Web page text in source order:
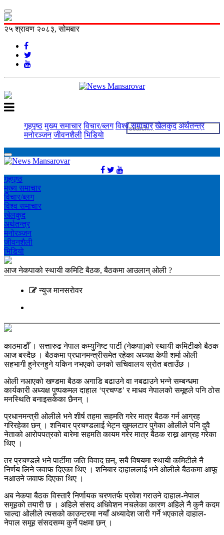
२५ श्रावण २०८३, सोमबार
गृहपृष्ठ मुख्य समाचार विचार/ब्लग विश्व समाचार खेलकुद अर्थतन्त्र
मनोरञ्‍जन जीवनशैली भिडियाे
गृहपृष्ठ
मुख्य समाचार
विचार/ब्लग
विश्व समाचार
खेलकुद
अर्थतन्त्र
मनोरञ्‍जन
जीवनशैली
भिडियाे
आज नेकपाको स्थायी कमिटि बैठक, बैठकमा आउलान् ओली ?
न्युज मानसराेवर
काठमाडौँ । सत्तारुढ नेपाल कम्युनिष्ट पार्टी (नेकपा)को स्थायी कमिटीको बैठक
आज बस्दैछ । बैठकमा प्रधानमन्त्रीसमेत रहेका अध्यक्ष केपी शर्मा ओली
सहभागी हुनेरनहुने यकिन नभएको उनको सचिवालय स्रोत बताउँछ ।
ओली नआएको खण्डमा बैठक अगाडि बढाउने वा नबढाउने भन्ने सम्बन्धमा
कार्यकारी अध्यक्ष पुष्पकमल दाहाल ‘प्रचण्ड’ र माधव नेपालको समूहले पनि ठोस
मनस्थिति बनाइसकेका छैनन् ।
प्रधानमन्त्री ओलीले भने शीर्ष तहमा सहमति गरेर मात्र बैठक गर्न आग्रह
गरिरहेका छन् । शनिबार प्रचण्डलाई भेट्न खुमलटार पुगेका ओलीले पनि दुवै
नेताको आरोपपत्रको बारेमा सहमति कायम गरेर मात्र बैठक राख्न आग्रह गरेका
थिए ।
तर प्रचण्डले भने पार्टीमा जति विवाद छन्, सबै विषयमा स्थायी कमिटीले नै
निर्णय लिने जवाफ दिएका थिए । शनिबार दाहाललाई भने ओलीले बैठकमा आफू
नआउने जवाफ दिएका थिए ।
अब नेकपा बैठक विस्तारै निर्णायक चरणतर्फ प्रवेश गराउने दाहाल-नेपाल
समूहको तयारी छ । अहिले संसद अधिवेशन नचलेका कारण अहिले नै कुनै कदम
चाल्दा ओलीले त्यसको काउन्टरमा नयाँ अध्यादेश जारी गर्ने भएकाले दाहाल-
नेपाल समूह संसदसम्म कुर्ने पक्षमा छन् ।